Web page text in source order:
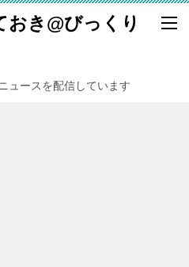
おき@びっくり
ュースを配信しています